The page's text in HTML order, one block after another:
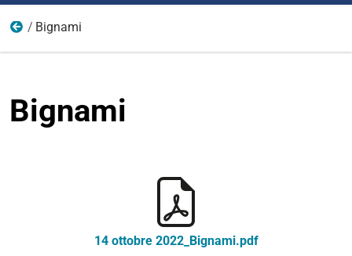
Relazioni
Bignami
Bignami
14 ottobre 2022_Bignami.pdf